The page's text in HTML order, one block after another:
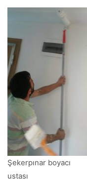
Şekerpınar boyacı
ustası